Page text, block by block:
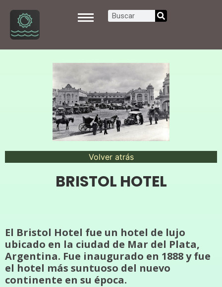
Volver atrás
BRISTOL HOTEL
El Bristol Hotel fue un hotel de lujo
ubicado en la ciudad de Mar del Plata,
Argentina. Fue inaugurado en 1888 y fue
el hotel más suntuoso del nuevo
continente en su época.